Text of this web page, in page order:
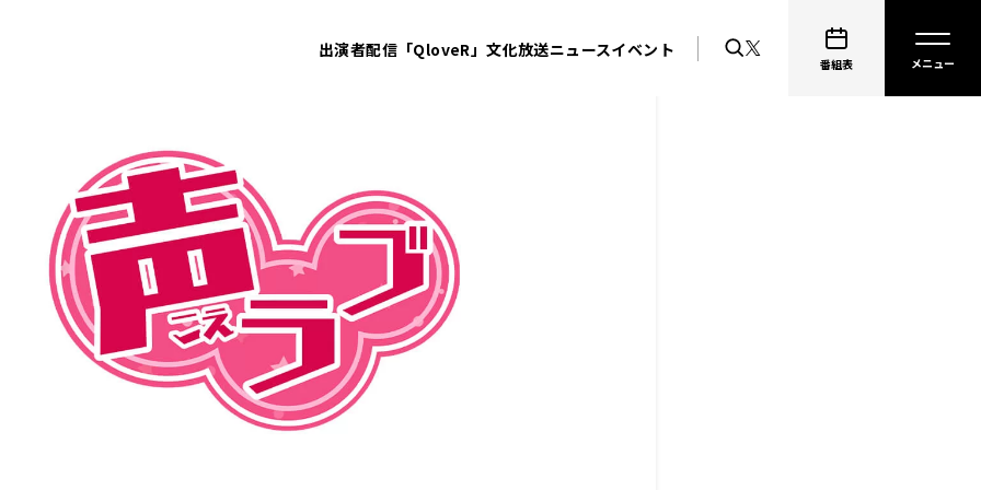
出演者配信「QloveR」文化放送ニュースイベント
番組表